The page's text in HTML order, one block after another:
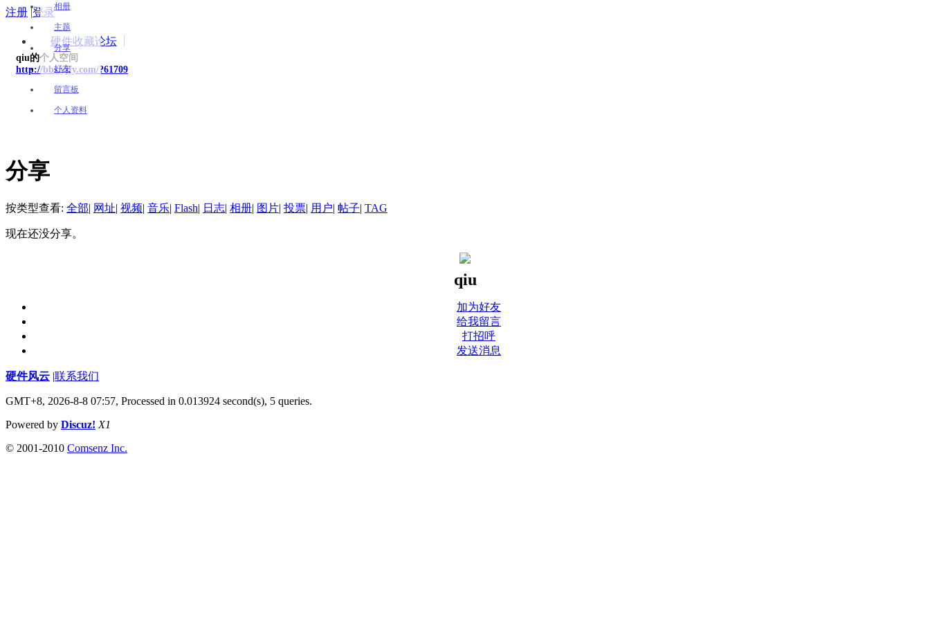
注册 |登录
硬件收藏论坛
qiu的个人空间
http://bbs.yjfy.com/?61709
相册
主题
分享
好友
留言板
个人资料
分享
按类型查看: 全部 网址 视频 音乐 Flash 日志 相册 图片 投票 用户 帖子 TAG
现在还没分享。
qiu
加为好友
给我留言
打招呼
发送消息
硬件风云 联系我们
GMT+8, 2026-8-8 07:57, Processed in 0.013924 second(s), 5 queries.
Powered by Discuz! X1
© 2001-2010 Comsenz Inc.